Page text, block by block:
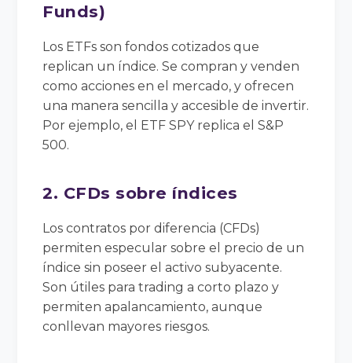
Funds)
Los ETFs son fondos cotizados que
replican un índice. Se compran y venden
como acciones en el mercado, y ofrecen
una manera sencilla y accesible de invertir.
Por ejemplo, el ETF SPY replica el S&P
500.
2. CFDs sobre índices
Los contratos por diferencia (CFDs)
permiten especular sobre el precio de un
índice sin poseer el activo subyacente.
Son útiles para trading a corto plazo y
permiten apalancamiento, aunque
conllevan mayores riesgos.